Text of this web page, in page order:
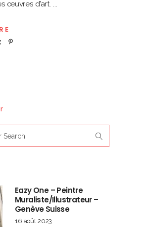
œuvres d’art.
Eazy One – Peintre
Muraliste/Illustrateur –
Genève Suisse
16 août 2023